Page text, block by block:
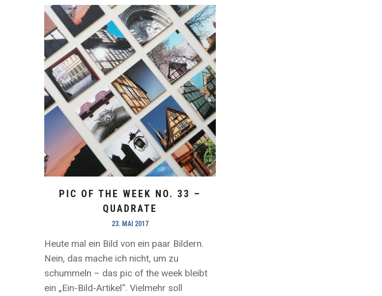
PIC OF THE WEEK NO. 33 –
QUADRATE
23. MAI 2017
Heute mal ein Bild von ein paar Bildern.
Nein, das mache ich nicht, um zu
schummeln – das pic of the week bleibt
ein „Ein-Bild-Artikel“. Vielmehr soll